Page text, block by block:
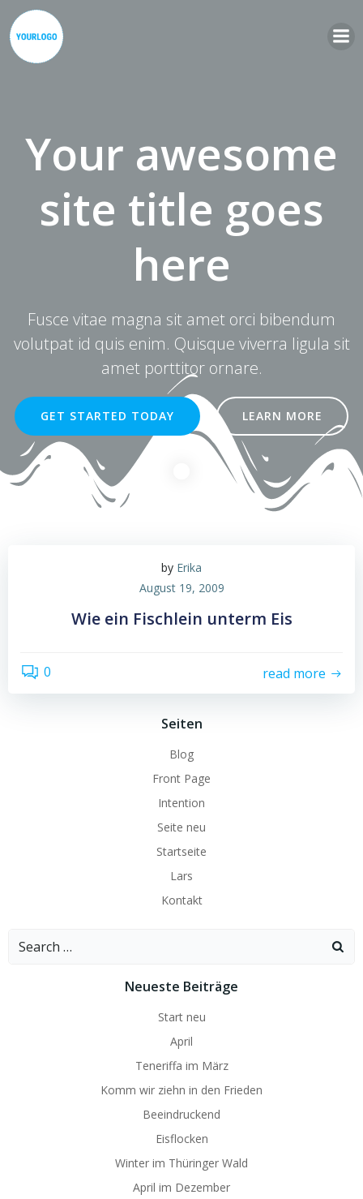
Your awesome
site title goes
here
Fusce vitae magna sit amet orci bibendum
volutpat id quis enim. Quisque viverra ligula sit
amet porttitor ornare.
GET STARTED TODAY LEARN MORE
by Erika
August 19, 2009
Wie ein Fischlein unterm Eis
0 read more
Seiten
Blog
Front Page
Intention
Seite neu
Startseite
Lars
Kontakt
Search
Neueste Beiträge
Start neu
April
Teneriffa im März
Komm wir ziehn in den Frieden
Beeindruckend
Eisflocken
Winter im Thüringer Wald
April im Dezember